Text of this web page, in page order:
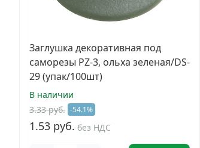
Заглушка декоративная под
саморезы PZ-3, ольха зеленая/DS-
29 (упак/100шт)
В наличии
3.33 руб. -54.1%
1.53 руб. без НДС